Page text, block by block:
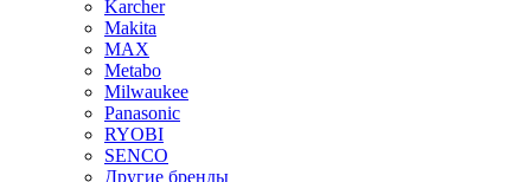
Karcher
Makita
MAX
Metabo
Milwaukee
Panasonic
RYOBI
SENCO
Другие бренды